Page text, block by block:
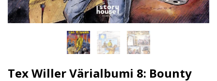
Tex Willer Värialbumi 8: Bounty